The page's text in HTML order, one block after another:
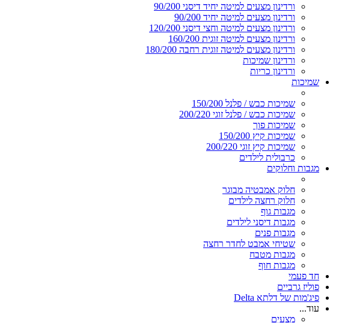
ורדינון מצעים למיטה יחיד דיסני 90/200
ורדינון מצעים למיטה יחיד 90/200
ורדינון מצעים למיטה וחצי דיסני 120/200
ורדינון מצעים למיטה זוגית 160/200
ורדינון מצעים למיטה זוגית רחבה 180/200
ורדינון שמיכות
ורדינון כריות
שמיכות
שמיכות כבש / פלנל 150/200
שמיכות כבש / פלנל זוגי 200/220
שמיכות פוך
שמיכות קיץ 150/200
שמיכות קיץ זוגי 200/220
כרבולית לילדים
מגבות וחלוקים
חלוק אמבטיה מבוגר
חלוק רחצה לילדים
מגבות גוף
מגבות דיסני לילדים
מגבות פנים
שטיחי אמבט לחדר רחצה
מגבות מטבח
מגבות חוף
חד פעמי
פוליז גרביים
פיג'מות של דלתא Delta
עוד...
מצעים